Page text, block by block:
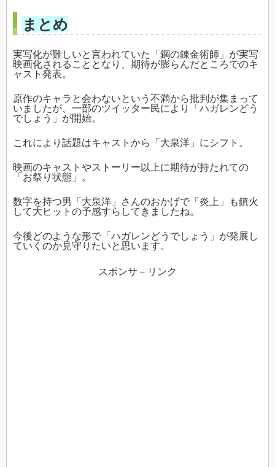
まとめ
実写化が難しいと言われていた「鋼の錬金術師」が実写
映画化されることとなり、期待が膨らんだところでのキ
ャスト発表。
原作のキャラと会わないという不満から批判が集まって
いましたが、一部のツイッター民により「ハガレンどう
でしょう」が開始。
これにより話題はキャストから「大泉洋」にシフト。
映画のキャストやストーリー以上に期待が持たれての
「お祭り状態」。
数字を持つ男「大泉洋」さんのおかげで「炎上」も鎮火
して大ヒットの予感すらしてきましたね。
今後どのような形で「ハガレンどうでしょう」が発展し
ていくのか見守りたいと思います。
スポンサ－リンク